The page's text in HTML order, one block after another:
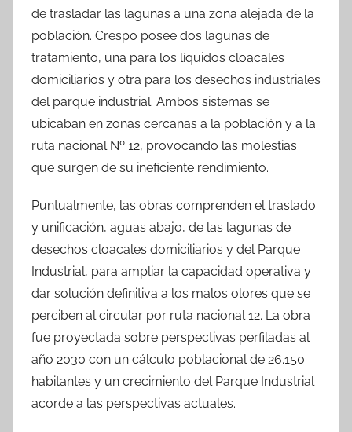
de trasladar las lagunas a una zona alejada de la
población. Crespo posee dos lagunas de
tratamiento, una para los líquidos cloacales
domiciliarios y otra para los desechos industriales
del parque industrial. Ambos sistemas se
ubicaban en zonas cercanas a la población y a la
ruta nacional Nº 12, provocando las molestias
que surgen de su ineficiente rendimiento.
Puntualmente, las obras comprenden el traslado
y unificación, aguas abajo, de las lagunas de
desechos cloacales domiciliarios y del Parque
Industrial, para ampliar la capacidad operativa y
dar solución definitiva a los malos olores que se
perciben al circular por ruta nacional 12. La obra
fue proyectada sobre perspectivas perfiladas al
año 2030 con un cálculo poblacional de 26.150
habitantes y un crecimiento del Parque Industrial
acorde a las perspectivas actuales.